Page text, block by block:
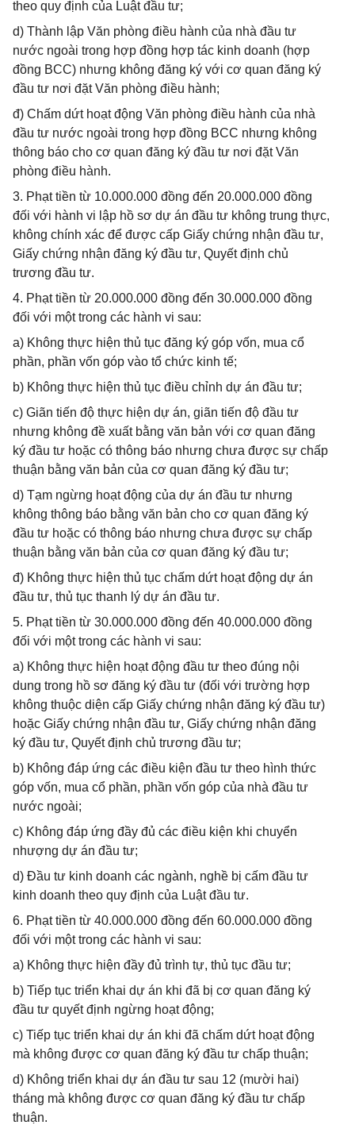
theo quy định của Luật đầu tư;
d) Thành lập Văn phòng điều hành của nhà đầu tư
nước ngoài trong hợp đồng hợp tác kinh doanh (hợp
đồng BCC) nhưng không đăng ký với cơ quan đăng ký
đầu tư nơi đặt Văn phòng điều hành;
đ) Chấm dứt hoạt động Văn phòng điều hành của nhà
đầu tư nước ngoài trong hợp đồng BCC nhưng không
thông báo cho cơ quan đăng ký đầu tư nơi đặt Văn
phòng điều hành.
3. Phạt tiền từ 10.000.000 đồng đến 20.000.000 đồng
đối với hành vi lập hồ sơ dự án đầu tư không trung thực,
không chính xác để được cấp Giấy chứng nhận đầu tư,
Giấy chứng nhận đăng ký đầu tư, Quyết định chủ
trương đầu tư.
4. Phạt tiền từ 20.000.000 đồng đến 30.000.000 đồng
đối với một trong các hành vi sau:
a) Không thực hiện thủ tục đăng ký góp vốn, mua cổ
phần, phần vốn góp vào tổ chức kinh tế;
b) Không thực hiện thủ tục điều chỉnh dự án đầu tư;
c) Giãn tiến độ thực hiện dự án, giãn tiến độ đầu tư
nhưng không đề xuất bằng văn bản với cơ quan đăng
ký đầu tư hoặc có thông báo nhưng chưa được sự chấp
thuận bằng văn bản của cơ quan đăng ký đầu tư;
d) Tạm ngừng hoạt động của dự án đầu tư nhưng
không thông báo bằng văn bản cho cơ quan đăng ký
đầu tư hoặc có thông báo nhưng chưa được sự chấp
thuận bằng văn bản của cơ quan đăng ký đầu tư;
đ) Không thực hiện thủ tục chấm dứt hoạt động dự án
đầu tư, thủ tục thanh lý dự án đầu tư.
5. Phạt tiền từ 30.000.000 đồng đến 40.000.000 đồng
đối với một trong các hành vi sau:
a) Không thực hiện hoạt động đầu tư theo đúng nội
dung trong hồ sơ đăng ký đầu tư (đối với trường hợp
không thuộc diện cấp Giấy chứng nhận đăng ký đầu tư)
hoặc Giấy chứng nhận đầu tư, Giấy chứng nhận đăng
ký đầu tư, Quyết định chủ trương đầu tư;
b) Không đáp ứng các điều kiện đầu tư theo hình thức
góp vốn, mua cổ phần, phần vốn góp của nhà đầu tư
nước ngoài;
c) Không đáp ứng đầy đủ các điều kiện khi chuyển
nhượng dự án đầu tư;
d) Đầu tư kinh doanh các ngành, nghề bị cấm đầu tư
kinh doanh theo quy định của Luật đầu tư.
6. Phạt tiền từ 40.000.000 đồng đến 60.000.000 đồng
đối với một trong các hành vi sau:
a) Không thực hiện đầy đủ trình tự, thủ tục đầu tư;
b) Tiếp tục triển khai dự án khi đã bị cơ quan đăng ký
đầu tư quyết định ngừng hoạt động;
c) Tiếp tục triển khai dự án khi đã chấm dứt hoạt động
mà không được cơ quan đăng ký đầu tư chấp thuận;
d) Không triển khai dự án đầu tư sau 12 (mười hai)
tháng mà không được cơ quan đăng ký đầu tư chấp
thuận.